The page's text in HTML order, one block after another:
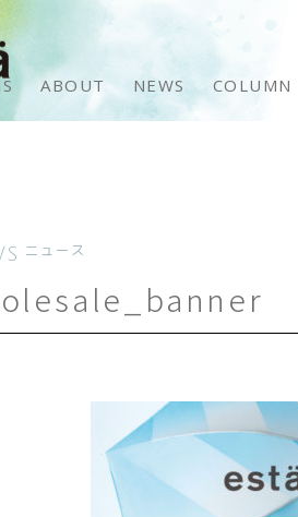
ABOUT NEWS COLUMN
ニュース